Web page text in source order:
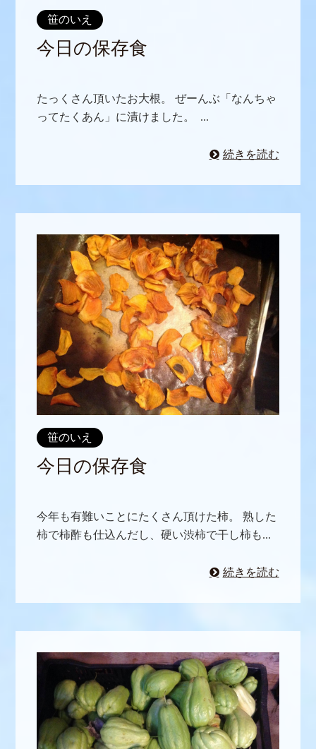
笹のいえ
今日の保存食
たっくさん頂いたお大根。 ぜーんぶ「なんちゃ
ってたくあん」に漬けました。 ...
続きを読む
笹のいえ
今日の保存食
今年も有難いことにたくさん頂けた柿。 熟した
柿で柿酢も仕込んだし、硬い渋柿で干し柿も...
続きを読む